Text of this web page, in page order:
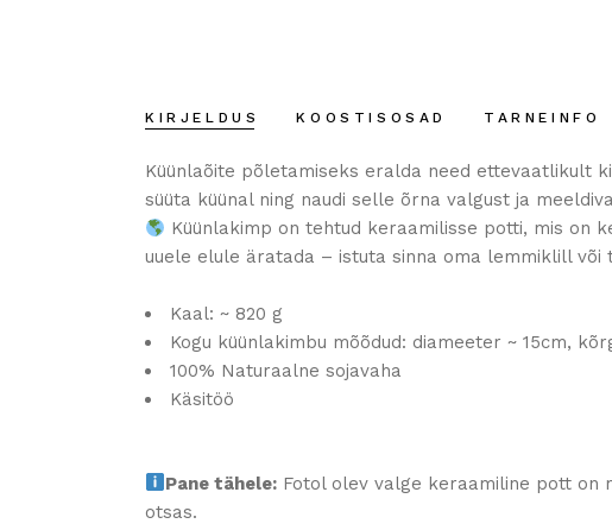
KIRJELDUS KOOSTISOSAD TARNEINFO
Küünlaõite põletamiseks eralda need ettevaatlikult
süüta küünal ning naudi selle õrna valgust ja
Küünlakimp on tehtud keraamilisse potti, mis on
uuele elule äratada – istuta sinna oma lemmiklill või
Kaal: ~ 820 g
Kogu küünlakimbu mõõdud: diameeter ~ 15cm,
100% Naturaalne sojavaha
Käsitöö
Pane tähele: Fotol olev valge keraamiline pott on
otsas.